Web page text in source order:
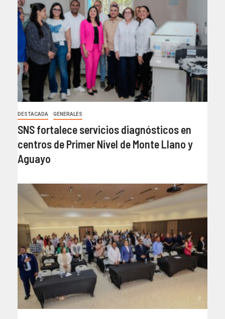
DESTACADA GENERALES
SNS fortalece servicios diagnósticos en
centros de Primer Nivel de Monte Llano y
Aguayo